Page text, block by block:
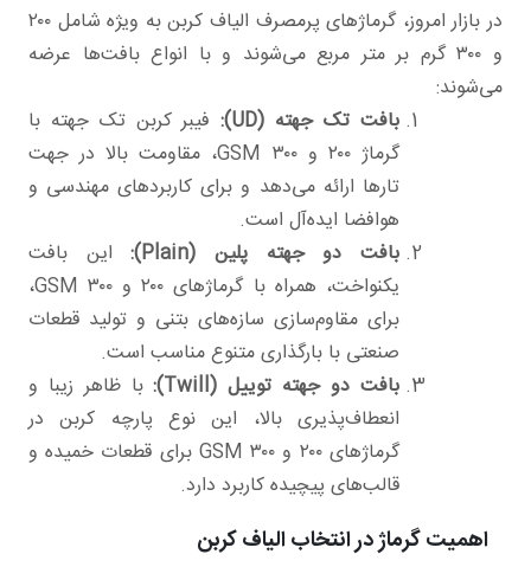
در بازار امروز، گرماژهای پرمصرف الیاف کربن به ویژه شامل ۲۰۰
و ۳۰۰ گرم بر متر مربع می‌شوند و با انواع بافت‌ها عرضه
می‌شوند:
بافت تک جهته ( UD
):فیبر کربن تک جهته با
گرماژ ۲۰۰ و ۳۰۰ GSM، مقاومت بالا در جهت
تارها ارائه می‌دهد و برای کاربردهای مهندسی و
هوافضا ایده‌آل است.
بافت دو جهته پلین ( Plain
):این بافت
یکنواخت، همراه با گرماژهای ۲۰۰ و ۳۰۰ GSM،
برای مقاوم‌سازی سازه‌های بتنی و تولید قطعات
صنعتی با بارگذاری متنوع مناسب است.
بافت دو جهته توییل
Twill
):با ظاهر زیبا و
انعطاف‌پذیری بالا، این نوع پارچه کربن در
گرماژهای ۲۰۰ و ۳۰۰ GSM برای قطعات خمیده و
قالب‌های پیچیده کاربرد دارد.
اهمیت گرماژ در انتخاب الیاف کربن